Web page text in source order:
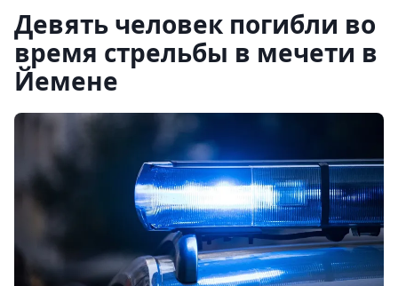
Девять человек погибли во
время стрельбы в мечети в
Йемене